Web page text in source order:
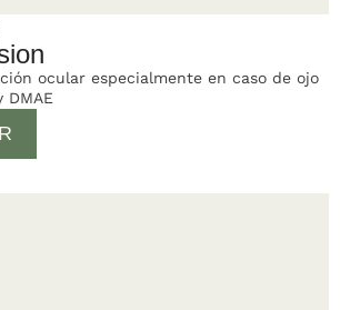
ocular especialmente en caso de ojo
DMAE